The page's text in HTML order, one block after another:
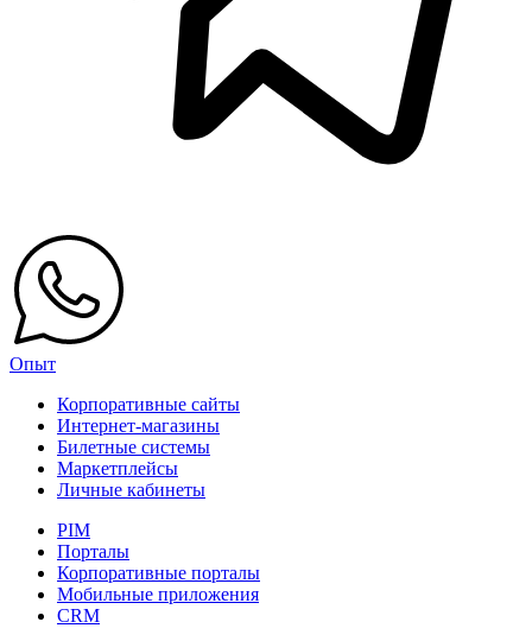
Опыт
Корпоративные сайты
Интернет-магазины
Билетные системы
Маркетплейсы
Личные кабинеты
PIM
Порталы
Корпоративные порталы
Мобильные приложения
CRM